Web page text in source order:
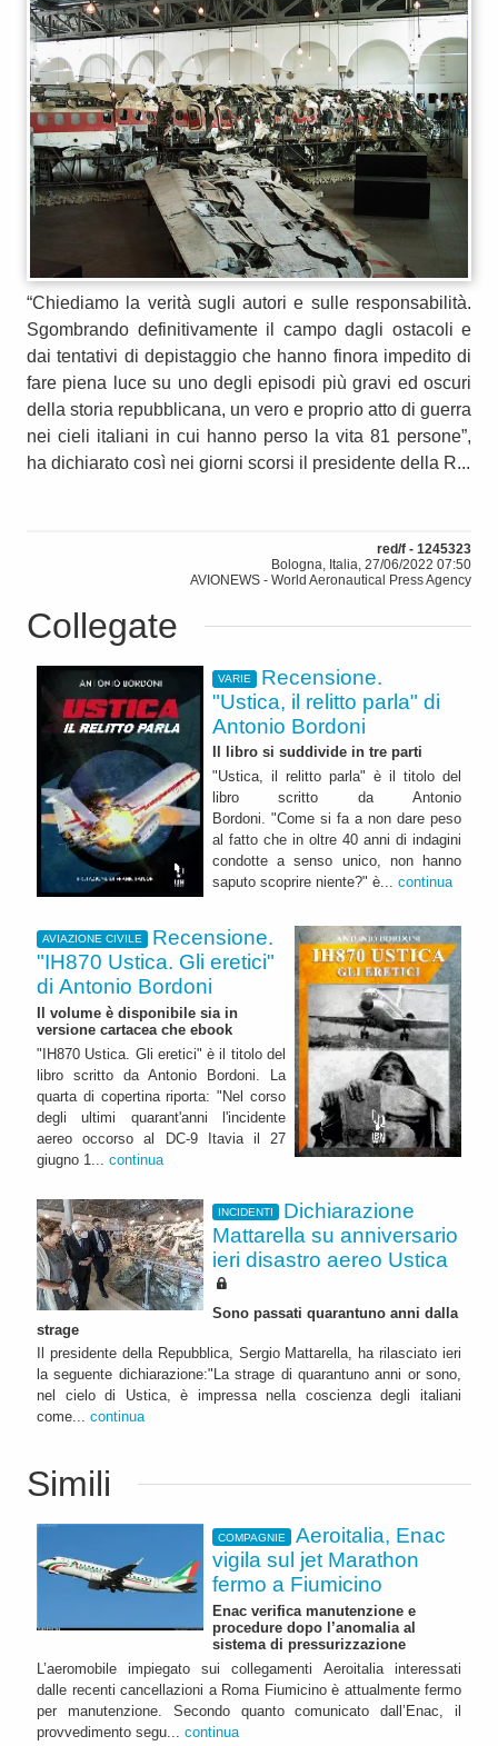
“Chiediamo la verità sugli autori e sulle responsabilità.
Sgombrando definitivamente il campo dagli ostacoli e
dai tentativi di depistaggio che hanno finora impedito di
fare piena luce su uno degli episodi più gravi ed oscuri
della storia repubblicana, un vero e proprio atto di guerra
nei cieli italiani in cui hanno perso la vita 81 persone”,
ha dichiarato così nei giorni scorsi il presidente della R...
red/f - 1245323
Bologna, Italia, 27/06/2022 07:50
AVIONEWS - World Aeronautical Press Agency
Collegate
VARIE
Recensione.
"Ustica, il relitto parla" di
Antonio Bordoni
Il libro si suddivide in tre parti
"Ustica, il relitto parla" è il titolo del
libro scritto da Antonio
Bordoni. "Come si fa a non dare peso
al fatto che in oltre 40 anni di indagini
condotte a senso unico, non hanno
saputo scoprire niente?" è... continua
AVIAZIONE CIVILE
Recensione.
"IH870 Ustica. Gli eretici"
di Antonio Bordoni
Il volume è disponibile sia in
versione cartacea che ebook
"IH870 Ustica. Gli eretici" è il titolo del
libro scritto da Antonio Bordoni. La
quarta di copertina riporta: "Nel corso
degli ultimi quarant'anni l'incidente
aereo occorso al DC-9 Itavia il 27
giugno 1... continua
INCIDENTI
Dichiarazione
Mattarella su anniversario
ieri disastro aereo Ustica
Sono passati quarantuno anni dalla
strage
Il presidente della Repubblica, Sergio Mattarella, ha rilasciato ieri
la seguente dichiarazione:"La strage di quarantuno anni or sono,
nel cielo di Ustica, è impressa nella coscienza degli italiani
come... continua
Simili
COMPAGNIE
Aeroitalia, Enac
vigila sul jet Marathon
fermo a Fiumicino
Enac verifica manutenzione e
procedure dopo l’anomalia al
sistema di pressurizzazione
L’aeromobile impiegato sui collegamenti Aeroitalia interessati
dalle recenti cancellazioni a Roma Fiumicino è attualmente fermo
per manutenzione. Secondo quanto comunicato dall’Enac, il
provvedimento segu... continua